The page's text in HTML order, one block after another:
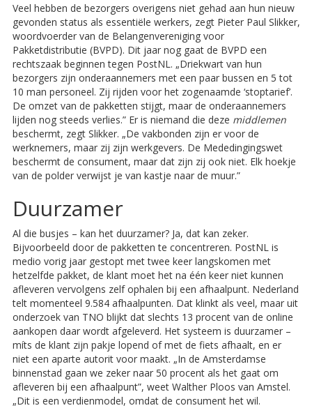
Veel hebben de bezorgers overigens niet gehad aan hun nieuw
gevonden status als essentiële werkers, zegt Pieter Paul Slikker,
woordvoerder van de Belangenvereniging voor
Pakketdistributie (BVPD). Dit jaar nog gaat de BVPD een
rechtszaak beginnen tegen PostNL. „Driekwart van hun
bezorgers zijn onderaannemers met een paar bussen en 5 tot
10 man personeel. Zij rijden voor het zogenaamde ‘stoptarief’.
De omzet van de pakketten stijgt, maar de onderaannemers
lijden nog steeds verlies.” Er is niemand die deze middlemen
beschermt, zegt Slikker. „De vakbonden zijn er voor de
werknemers, maar zij zijn werkgevers. De Mededingingswet
beschermt de consument, maar dat zijn zij ook niet. Elk hoekje
van de polder verwijst je van kastje naar de muur.”
Duurzamer
Al die busjes – kan het duurzamer? Ja, dat kan zeker.
Bijvoorbeeld door de pakketten te concentreren. PostNL is
medio vorig jaar gestopt met twee keer langskomen met
hetzelfde pakket, de klant moet het na één keer niet kunnen
afleveren vervolgens zelf ophalen bij een afhaalpunt. Nederland
telt momenteel 9.584 afhaalpunten. Dat klinkt als veel, maar uit
onderzoek van TNO blijkt dat slechts 13 procent van de online
aankopen daar wordt afgeleverd. Het systeem is duurzamer –
míts de klant zijn pakje lopend of met de fiets afhaalt, en er
niet een aparte autorit voor maakt. „In de Amsterdamse
binnenstad gaan we zeker naar 50 procent als het gaat om
afleveren bij een afhaalpunt”, weet Walther Ploos van Amstel.
„Dit is een verdienmodel, omdat de consument het wil.